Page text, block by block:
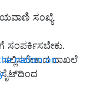
nation on
ಸಂಖ್ಯೆ
ಗೆ ಸಂಪರ್ಕಿಸಬೇಕು.
ದಾಖಲೆ